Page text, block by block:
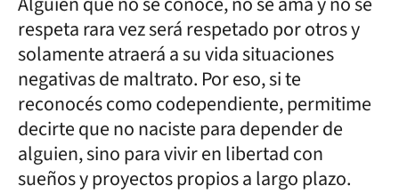
respeta rara vez será respetado por otros y
solamente atraerá a su vida situaciones
negativas de maltrato. Por eso, si te
reconocés como codependiente, permitime
decirte que no naciste para depender de
alguien, sino para vivir en libertad con
sueños y proyectos propios a largo plazo.